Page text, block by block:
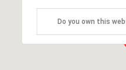
Do you own this